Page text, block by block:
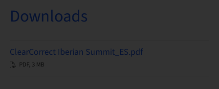
Downloads
ClearCorrect Iberian Summit_ES.pdf
PDF, 3 MB